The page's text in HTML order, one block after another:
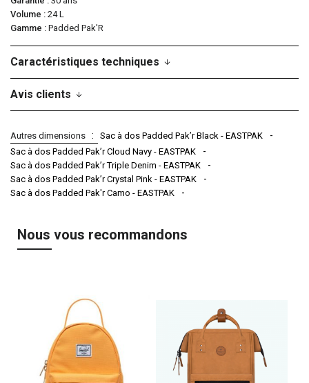
Volume
24 L
Gamme
Padded Pak'R
Caractéristiques techniques
Avis clients
Autres dimensions
Sac à dos Padded Pak’r Black - EASTPAK
Sac à dos Padded Pak’r Cloud Navy - EASTPAK
Sac à dos Padded Pak’r Triple Denim - EASTPAK
Sac à dos Padded Pak’r Crystal Pink - EASTPAK
Sac à dos Padded Pak'r Camo - EASTPAK
Nous vous recommandons